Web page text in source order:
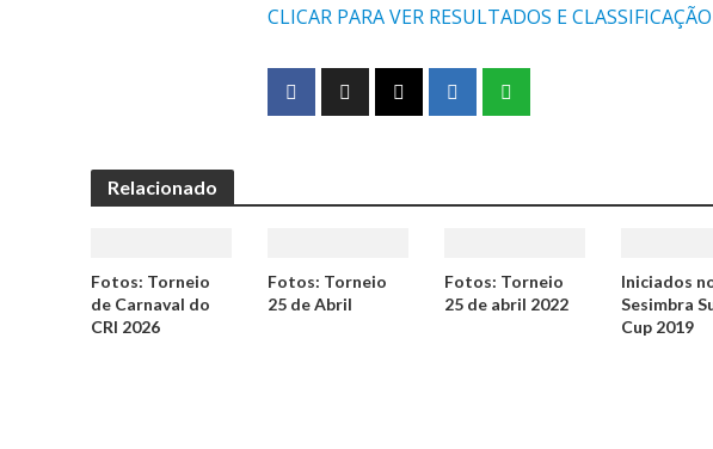
CLICAR PARA VER RESULTADOS E
Relacionado
Fotos: Torneio
de Carnaval do
CRI 2026
Fotos: Torneio
25 de Abril
Fotos: Torneio
25 de abril 2022
Iniciados
Sesimbra
Cup 2019